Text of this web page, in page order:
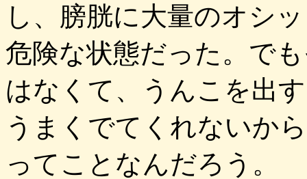
し、膀胱に大量のオシ
危険な状態だった。で
はなくて、うんこを出
うまくでてくれないか
ってことなんだろう。